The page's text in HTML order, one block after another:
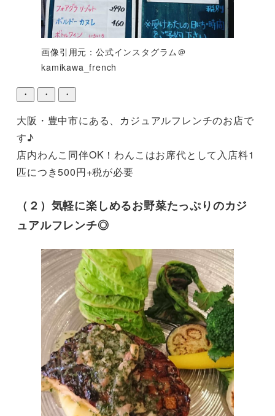
画像引用元：公式インスタグラム＠
kamikawa_french
・ ・ ・
大阪・豊中市にある、カジュアルフレンチのお店で
す♪
店内わんこ同伴OK！わんこはお席代として入店料1
匹につき500円+税が必要
（２）気軽に楽しめるお野菜たっぷりのカジ
ュアルフレンチ◎